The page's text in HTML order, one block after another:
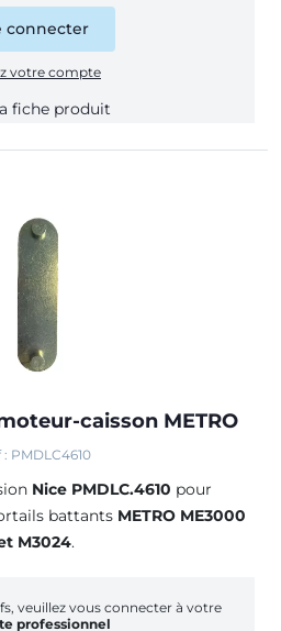
connecter
votre compte
fiche produit
caisson METRO
: PMDLC4610
Nice PMDLC.4610 pour
battants METRO ME3000
M3024.
veuillez vous connecter à votre
professionnel